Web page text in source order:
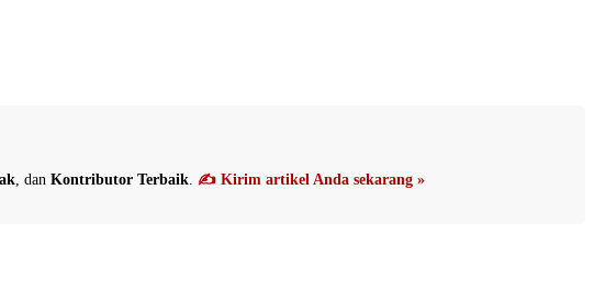
, dan Kontributor Terbaik ✍️ Kirim artikel Anda sekarang »